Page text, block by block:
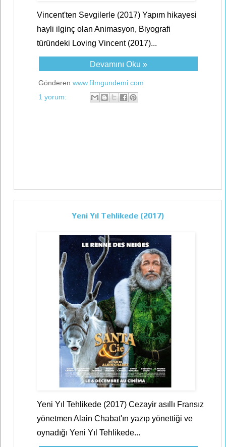
Vincent'ten Sevgilerle (2017) Yapım hikayesi
hayli ilginç olan Animasyon, Biyografi
türündeki Loving Vincent (2017)...
Devamını Oku »
Gönderen www.filmgundemi.com
1 yorum:
Yeni Yıl Tehlikede (2017)
Yeni Yıl Tehlikede (2017) Cezayir asıllı Fransız
yönetmen Alain Chabat'ın yazıp yönettiği ve
oynadığı Yeni Yıl Tehlikede...